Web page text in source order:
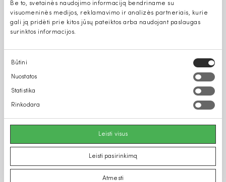
Be to, svetainės naudojimo informaciją bendriname su
visuomeninės medijos, reklamavimo ir analizės partneriais, kurie
gali ją pridėti prie kitos jūsų pateiktos arba naudojant paslaugas
surinktos informacijos.
Sutikimo
pasirinkimas
Būtini
Nuostatos
Statistika
Rinkodara
Leisti visus
Leisti pasirinkimą
Atmesti